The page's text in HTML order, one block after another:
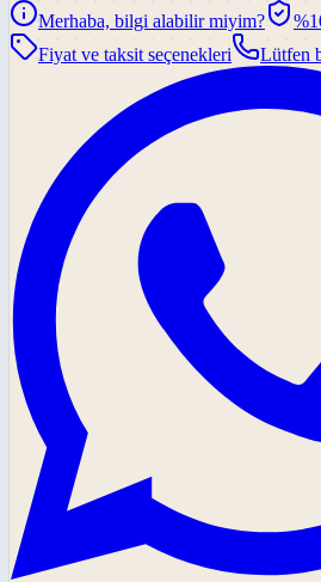
Merhaba, bilgi alabilir miyim?
Fiyat ve taksit seçenekleri
Lütfen